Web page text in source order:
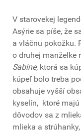
V starovekej
Asýrie sa píše, že
a vláčnu pokožku.
o druhej manželke
Sabine, ktorá sa
kúpeľ bolo treba
obsahuje vyšší
kyselín, ktoré
dôvodov sa z
mlieka a